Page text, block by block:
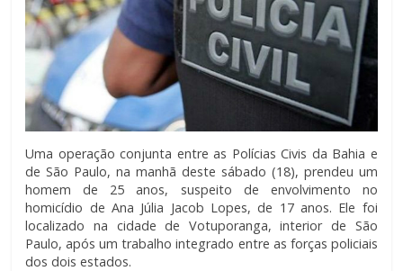
Uma operação conjunta entre as Polícias Civis da Bahia e
de São Paulo, na manhã deste sábado (18), prendeu um
homem de 25 anos, suspeito de envolvimento no
homicídio de Ana Júlia Jacob Lopes, de 17 anos. Ele foi
localizado na cidade de Votuporanga, interior de São
Paulo, após um trabalho integrado entre as forças policiais
dos dois estados.